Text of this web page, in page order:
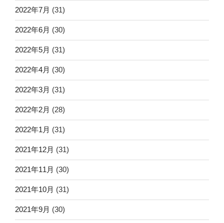
2022年7月 (31)
2022年6月 (30)
2022年5月 (31)
2022年4月 (30)
2022年3月 (31)
2022年2月 (28)
2022年1月 (31)
2021年12月 (31)
2021年11月 (30)
2021年10月 (31)
2021年9月 (30)